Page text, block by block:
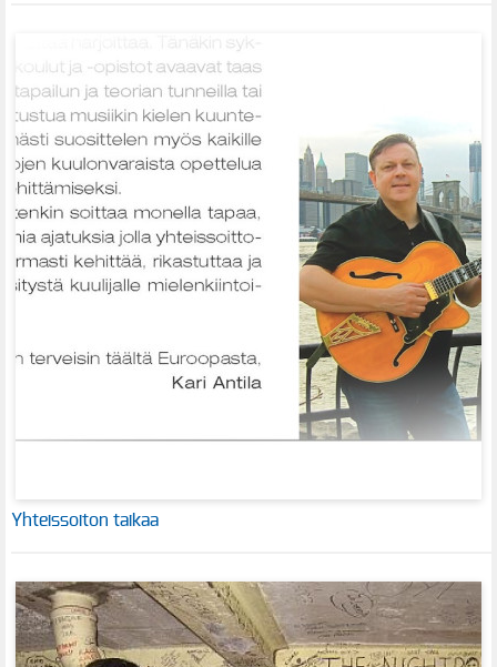
Yhteissoiton taikaa